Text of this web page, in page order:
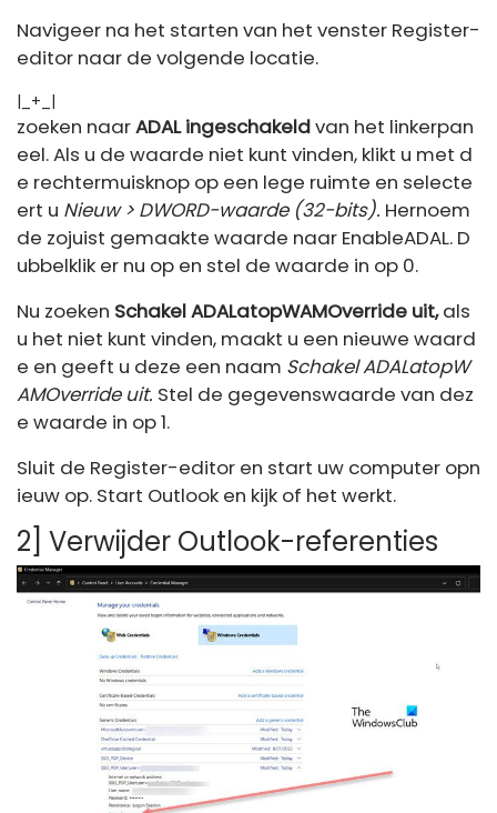
Navigeer na het starten van het venster Register-
editor naar de volgende locatie.
|_+_|
zoeken naarADAL ingeschakeldvan het linkerpan
eel. Als u de waarde niet kunt vinden, klikt u met d
e rechtermuisknop op een lege ruimte en selecte
ert u Nieuw > DWORD-waarde (32-bits). Hernoem
de zojuist gemaakte waarde naar EnableADAL. D
ubbelklik er nu op en stel de waarde in op 0.
Nu zoeken Schakel ADALatopWAMOverride uit,als
u het niet kunt vinden, maakt u een nieuwe waard
e en geeft u deze een naam Schakel ADALatopW
AMOverride uit. Stel de gegevenswaarde van dez
e waarde in op 1.
Sluit de Register-editor en start uw computer opn
ieuw op. Start Outlook en kijk of het werkt.
2] Verwijder Outlook-referenties